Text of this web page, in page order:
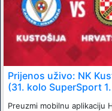
Prijenos uživo: NK
(31. kolo SuperSport
Preuzmi mobilnu aplikaciju